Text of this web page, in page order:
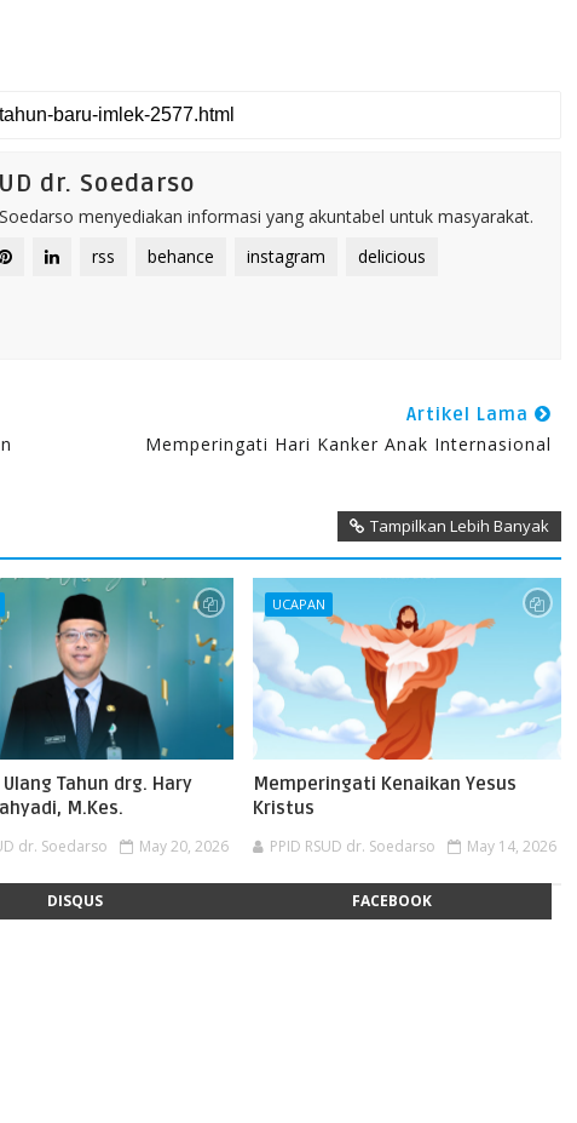
dr. Soedarso
menyediakan informasi yang akuntabel untuk masyarakat.
rss
behance instagram delicious
Artikel Lama
Memperingati Hari Kanker Anak Internasional
Tampilkan Lebih Banyak
Tahun drg. Hary
M.Kes.
dr. Soedarso May 20, 2026
UCAPAN
Memperingati Kenaikan Yesus
Kristus
PPID RSUD dr. Soedarso May 14, 2026
DISQUS FACEBOOK